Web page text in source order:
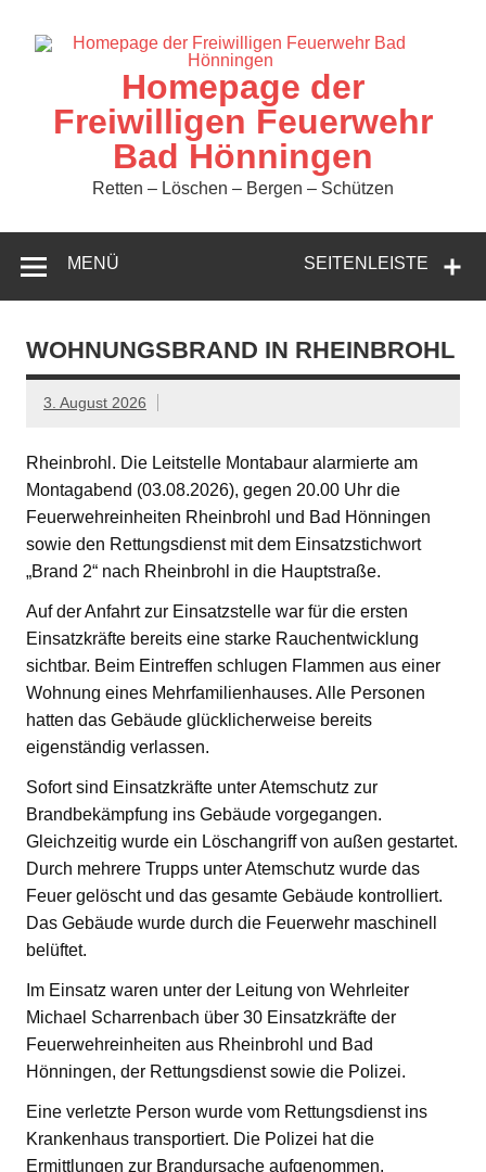
springen
Homepage der
Freiwilligen Feuerwehr
Bad Hönningen
Retten – Löschen – Bergen – Schützen
SEITENLEISTE
MENÜ
WOHNUNGSBRAND IN RHEINBROHL
3. August 2026
Rheinbrohl. Die Leitstelle Montabaur alarmierte am
Montagabend (03.08.2026), gegen 20.00 Uhr die
Feuerwehreinheiten Rheinbrohl und Bad Hönningen
sowie den Rettungsdienst mit dem Einsatzstichwort
„Brand 2“ nach Rheinbrohl in die Hauptstraße.
Auf der Anfahrt zur Einsatzstelle war für die ersten
Einsatzkräfte bereits eine starke Rauchentwicklung
sichtbar. Beim Eintreffen schlugen Flammen aus einer
Wohnung eines Mehrfamilienhauses. Alle Personen
hatten das Gebäude glücklicherweise bereits
eigenständig verlassen.
Sofort sind Einsatzkräfte unter Atemschutz zur
Brandbekämpfung ins Gebäude vorgegangen.
Gleichzeitig wurde ein Löschangriff von außen gestartet.
Durch mehrere Trupps unter Atemschutz wurde das
Feuer gelöscht und das gesamte Gebäude kontrolliert.
Das Gebäude wurde durch die Feuerwehr maschinell
belüftet.
Im Einsatz waren unter der Leitung von Wehrleiter
Michael Scharrenbach über 30 Einsatzkräfte der
Feuerwehreinheiten aus Rheinbrohl und Bad
Hönningen, der Rettungsdienst sowie die Polizei.
Eine verletzte Person wurde vom Rettungsdienst ins
Krankenhaus transportiert. Die Polizei hat die
Ermittlungen zur Brandursache aufgenommen.